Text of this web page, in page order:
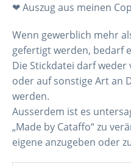
❤ Auszug aus meinen
Wenn gewerblich mehr
gefertigt werden, bedarf
Die Stickdatei darf
oder auf sonstige Art an
werden.
Ausserdem ist es
„Made by Cataffo“ zu
eigene anzugeben oder